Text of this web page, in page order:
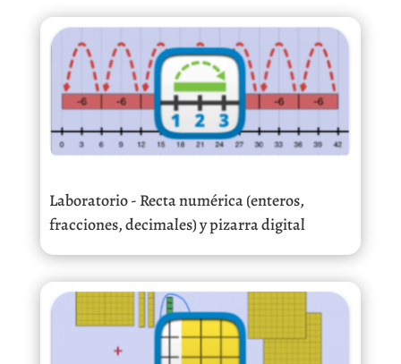
Laboratorio - Recta numérica (enteros,
fracciones, decimales) y pizarra digital